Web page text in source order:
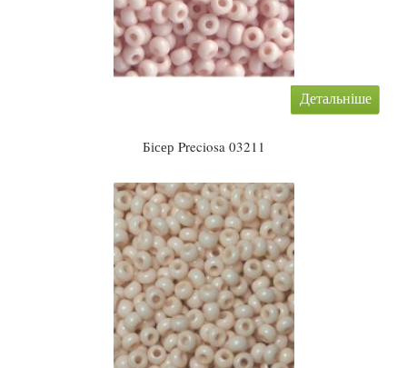
Детальніше
Бісер Preciosa 03211